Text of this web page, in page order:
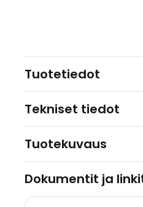
Tuotetiedot
Tekniset tiedot
Tuotekuvaus
Dokumentit ja